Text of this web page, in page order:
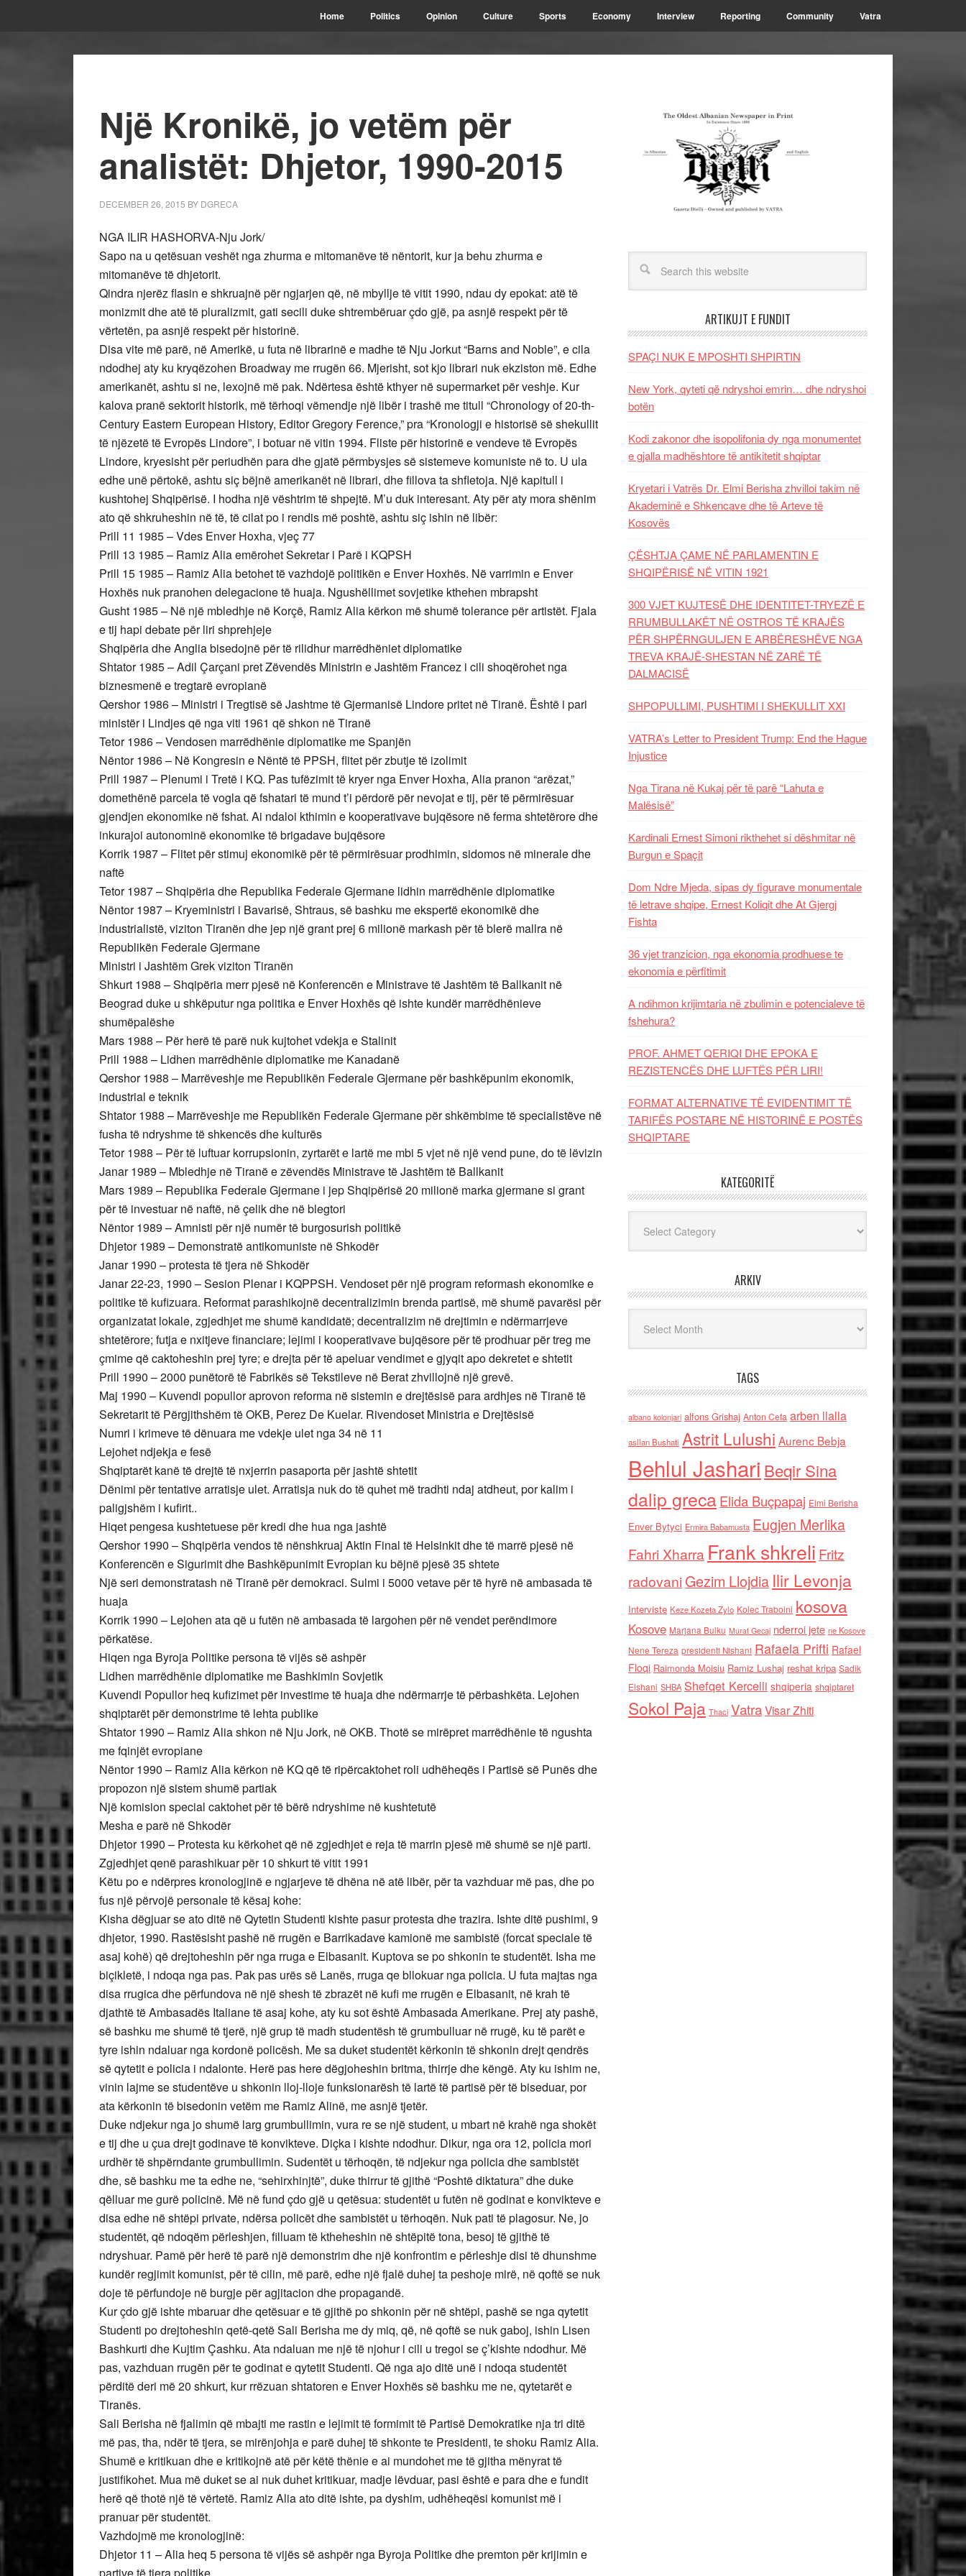
Home Politics Opinion Culture Sports Economy Interview Reporting Community Vatra
Një Kronikë, jo vetëm për
analistët: Dhjetor, 1990-2015
DECEMBER 26, 2015 BY DGRECA
NGA ILIR HASHORVA-Nju Jork/
Sapo na u qetësuan veshët nga zhurma e mitomanëve të nëntorit, kur ja behu zhurma e
mitomanëve të dhjetorit.
Qindra njerëz flasin e shkruajnë për ngjarjen që, në mbyllje të vitit 1990, ndau dy epokat: atë të
monizmit dhe atë të pluralizmit, gati secili duke shtrembëruar çdo gjë, pa asnjë respekt për të
vërtetën, pa asnjë respekt për historinë.
Disa vite më parë, në Amerikë, u futa në librarinë e madhe të Nju Jorkut “Barns and Noble”, e cila
ndodhej aty ku kryqëzohen Broadway me rrugën 66. Mjerisht, sot kjo librari nuk ekziston më. Edhe
amerikanët, ashtu si ne, lexojnë më pak. Ndërtesa është kthyer në supermarket për veshje. Kur
kalova pranë sektorit historik, më tërhoqi vëmendje një libër i trashë me titull “Chronology of 20-th-
Century Eastern European History, Editor Gregory Ference,” pra “Kronologji e historisë së shekullit
të njëzetë të Evropës Lindore”, i botuar në vitin 1994. Fliste për historinë e vendeve të Evropës
Lindore, kryesisht për periudhën para dhe gjatë përmbysjes së sistemeve komuniste në to. U ula
edhe unë përtokë, ashtu siç bëjnë amerikanët në librari, dhe fillova ta shfletoja. Një kapitull i
kushtohej Shqipërisë. I hodha një vështrim të shpejtë. M’u duk interesant. Aty për aty mora shënim
ato që shkruheshin në të, të cilat po i rendis më poshtë, ashtu siç ishin në libër:
Prill 11 1985 – Vdes Enver Hoxha, vjeç 77
Prill 13 1985 – Ramiz Alia emërohet Sekretar i Parë i KQPSH
Prill 15 1985 – Ramiz Alia betohet të vazhdojë politikën e Enver Hoxhës. Në varrimin e Enver
Hoxhës nuk pranohen delegacione të huaja. Ngushëllimet sovjetike kthehen mbrapsht
Gusht 1985 – Në një mbledhje në Korçë, Ramiz Alia kërkon më shumë tolerance për artistët. Fjala
e tij hapi debate për liri shprehjeje
Shqipëria dhe Anglia bisedojnë për të rilidhur marrëdhëniet diplomatike
Shtator 1985 – Adil Çarçani pret Zëvendës Ministrin e Jashtëm Francez i cili shoqërohet nga
biznesmenë e tregtarë evropianë
Qershor 1986 – Ministri i Tregtisë së Jashtme të Gjermanisë Lindore pritet në Tiranë. Është i pari
ministër i Lindjes që nga viti 1961 që shkon në Tiranë
Tetor 1986 – Vendosen marrëdhënie diplomatike me Spanjën
Nëntor 1986 – Në Kongresin e Nëntë të PPSH, flitet për zbutje të izolimit
Prill 1987 – Plenumi i Tretë i KQ. Pas tufëzimit të kryer nga Enver Hoxha, Alia pranon “arëzat,”
domethënë parcela të vogla që fshatari të mund t’i përdorë për nevojat e tij, për të përmirësuar
gjendjen ekonomike në fshat. Ai ndaloi kthimin e kooperativave bujqësore në ferma shtetërore dhe
inkurajoi autonominë ekonomike të brigadave bujqësore
Korrik 1987 – Flitet për stimuj ekonomikë për të përmirësuar prodhimin, sidomos në minerale dhe
naftë
Tetor 1987 – Shqipëria dhe Republika Federale Gjermane lidhin marrëdhënie diplomatike
Nëntor 1987 – Kryeministri i Bavarisë, Shtraus, së bashku me ekspertë ekonomikë dhe
industrialistë, viziton Tiranën dhe jep një grant prej 6 milionë markash për të blerë mallra në
Republikën Federale Gjermane
Ministri i Jashtëm Grek viziton Tiranën
Shkurt 1988 – Shqipëria merr pjesë në Konferencën e Ministrave të Jashtëm të Ballkanit në
Beograd duke u shkëputur nga politika e Enver Hoxhës që ishte kundër marrëdhënieve
shumëpalëshe
Mars 1988 – Për herë të parë nuk kujtohet vdekja e Stalinit
Prill 1988 – Lidhen marrëdhënie diplomatike me Kanadanë
Qershor 1988 – Marrëveshje me Republikën Federale Gjermane për bashkëpunim ekonomik,
industrial e teknik
Shtator 1988 – Marrëveshje me Republikën Federale Gjermane për shkëmbime të specialistëve në
fusha të ndryshme të shkencës dhe kulturës
Tetor 1988 – Për të luftuar korrupsionin, zyrtarët e lartë me mbi 5 vjet në një vend pune, do të lëvizin
Janar 1989 – Mbledhje në Tiranë e zëvendës Ministrave të Jashtëm të Ballkanit
Mars 1989 – Republika Federale Gjermane i jep Shqipërisë 20 milionë marka gjermane si grant
për të investuar në naftë, në çelik dhe në blegtori
Nëntor 1989 – Amnisti për një numër të burgosurish politikë
Dhjetor 1989 – Demonstratë antikomuniste në Shkodër
Janar 1990 – protesta të tjera në Shkodër
Janar 22-23, 1990 – Sesion Plenar i KQPPSH. Vendoset për një program reformash ekonomike e
politike të kufizuara. Reformat parashikojnë decentralizimin brenda partisë, më shumë pavarësi për
organizatat lokale, zgjedhjet me shumë kandidatë; decentralizim në drejtimin e ndërmarrjeve
shtetërore; futja e nxitjeve financiare; lejimi i kooperativave bujqësore për të prodhuar për treg me
çmime që caktoheshin prej tyre; e drejta për të apeluar vendimet e gjyqit apo dekretet e shtetit
Prill 1990 – 2000 punëtorë të Fabrikës së Tekstileve në Berat zhvillojnë një grevë.
Maj 1990 – Kuvendi popullor aprovon reforma në sistemin e drejtësisë para ardhjes në Tiranë të
Sekretarit të Përgjithshëm të OKB, Perez De Kuelar. Rivendoset Ministria e Drejtësisë
Numri i krimeve të dënuara me vdekje ulet nga 34 në 11
Lejohet ndjekja e fesë
Shqiptarët kanë të drejtë të nxjerrin pasaporta për jashtë shtetit
Dënimi për tentative arratisje ulet. Arratisja nuk do të quhet më tradhti ndaj atdheut, por kalim i
paligjshëm i kufirit..
Hiqet pengesa kushtetuese për kredi dhe hua nga jashtë
Qershor 1990 – Shqipëria vendos të nënshkruaj Aktin Final të Helsinkit dhe të marrë pjesë në
Konferencën e Sigurimit dhe Bashkëpunimit Evropian ku bëjnë pjesë 35 shtete
Një seri demonstratash në Tiranë për demokraci. Sulmi i 5000 vetave për të hyrë në ambasada të
huaja
Korrik 1990 – Lejohen ata që u futën në ambasada të largohen për në vendet perëndimore
përkatëse.
Hiqen nga Byroja Politike persona të vijës së ashpër
Lidhen marrëdhënie diplomatike me Bashkimin Sovjetik
Kuvendi Popullor heq kufizimet për investime të huaja dhe ndërmarrje të përbashkëta. Lejohen
shqiptarët për demonstrime të lehta publike
Shtator 1990 – Ramiz Alia shkon në Nju Jork, në OKB. Thotë se mirëpret marrëdhënie të ngushta
me fqinjët evropiane
Nëntor 1990 – Ramiz Alia kërkon në KQ që të ripërcaktohet roli udhëheqës i Partisë së Punës dhe
propozon një sistem shumë partiak
Një komision special caktohet për të bërë ndryshime në kushtetutë
Mesha e parë në Shkodër
Dhjetor 1990 – Protesta ku kërkohet që në zgjedhjet e reja të marrin pjesë më shumë se një parti.
Zgjedhjet qenë parashikuar për 10 shkurt të vitit 1991
Këtu po e ndërpres kronologjinë e ngjarjeve të dhëna në atë libër, për ta vazhduar më pas, dhe po
fus një përvojë personale të kësaj kohe:
Kisha dëgjuar se ato ditë në Qytetin Studenti kishte pasur protesta dhe trazira. Ishte ditë pushimi, 9
dhjetor, 1990. Rastësisht pashë në rrugën e Barrikadave kamionë me sambistë (forcat speciale të
asaj kohë) që drejtoheshin për nga rruga e Elbasanit. Kuptova se po shkonin te studentët. Isha me
biçikletë, i ndoqa nga pas. Pak pas urës së Lanës, rruga qe bllokuar nga policia. U futa majtas nga
disa rrugica dhe përfundova në një shesh të zbrazët në kufi me rrugën e Elbasanit, në krah të
djathtë të Ambasadës Italiane të asaj kohe, aty ku sot është Ambasada Amerikane. Prej aty pashë,
së bashku me shumë të tjerë, një grup të madh studentësh të grumbulluar në rrugë, ku të parët e
tyre ishin ndaluar nga kordonë policësh. Me sa duket studentët kërkonin të shkonin drejt qendrës
së qytetit e policia i ndalonte. Herë pas here dëgjoheshin britma, thirrje dhe këngë. Aty ku ishim ne,
vinin lajme se studentëve u shkonin lloj-lloje funksionarësh të lartë të partisë për të biseduar, por
ata kërkonin të bisedonin vetëm me Ramiz Alinë, me asnjë tjetër.
Duke ndjekur nga jo shumë larg grumbullimin, vura re se një student, u mbart në krahë nga shokët
e tij dhe u çua drejt godinave të konvikteve. Diçka i kishte ndodhur. Dikur, nga ora 12, policia mori
urdhër të shpërndante grumbullimin. Sudentët u tërhoqën, të ndjekur nga policia dhe sambistët
dhe, së bashku me ta edhe ne, “sehirxhinjtë”, duke thirrur të gjithë “Poshtë diktatura” dhe duke
qëlluar me gurë policinë. Më në fund çdo gjë u qetësua: studentët u futën në godinat e konvikteve e
disa edhe në shtëpi private, ndërsa policët dhe sambistët u tërhoqën. Nuk pati të plagosur. Ne, jo
studentët, që ndoqëm përleshjen, filluam të ktheheshin në shtëpitë tona, besoj të gjithë të
ndryshuar. Pamë për herë të parë një demonstrim dhe një konfrontim e përleshje disi të dhunshme
kundër regjimit komunist, për të cilin, më parë, edhe një fjalë duhej ta peshoje mirë, në qoftë se nuk
doje të përfundoje në burgje për agjitacion dhe propagandë.
Kur çdo gjë ishte mbaruar dhe qetësuar e të gjithë po shkonin për në shtëpi, pashë se nga qytetit
Studenti po drejtoheshin qetë-qetë Sali Berisha me dy miq, që, në qoftë se nuk gaboj, ishin Lisen
Bashkurti dhe Kujtim Çashku. Ata ndaluan me një të njohur i cili u tregoi se ç’kishte ndodhur. Më
pas, vazhduan rrugën për te godinat e qytetit Studenti. Që nga ajo ditë unë i ndoqa studentët
përditë deri më 20 shkurt, kur rrëzuan shtatoren e Enver Hoxhës së bashku me ne, qytetarët e
Tiranës.
Sali Berisha në fjalimin që mbajti me rastin e lejimit të formimit të Partisë Demokratike nja tri ditë
më pas, tha, ndër të tjera, se mirënjohja e parë duhej të shkonte te Presidenti, te shoku Ramiz Alia.
Shumë e kritikuan dhe e kritikojnë atë për këtë thënie e ai mundohet me të gjitha mënyrat të
justifikohet. Mua më duket se ai nuk duhet kritikuar, madje lëvduar, pasi është e para dhe e fundit
herë që thotë një të vërtetë. Ramiz Alia ato ditë ishte, pa dyshim, udhëheqësi komunist më i
pranuar për studentët.
Vazhdojmë me kronologjinë:
Dhjetor 11 – Alia heq 5 persona të vijës së ashpër nga Byroja Politike dhe premton për krijimin e
ARTIKUJT E FUNDIT
SPAÇI NUK E MPOSHTI SHPIRTIN
New York, qyteti që ndryshoi emrin… dhe ndryshoi
botën
Kodi zakonor dhe isopolifonia dy nga monumentet
e gjalla madhështore të antikitetit shqiptar
Kryetari i Vatrës Dr. Elmi Berisha zhvilloi takim në
Akademinë e Shkencave dhe të Arteve të
Kosovës
ÇËSHTJA ÇAME NË PARLAMENTIN E
SHQIPËRISË NË VITIN 1921
300 VJET KUJTESË DHE IDENTITET-TRYEZË E
RRUMBULLAKËT NË OSTROS TË KRAJËS
PËR SHPËRNGULJEN E ARBËRESHËVE NGA
TREVA KRAJË-SHESTAN NË ZARË TË
DALMACISË
SHPOPULLIMI, PUSHTIMI I SHEKULLIT XXI
VATRA’s Letter to President Trump: End the Hague
Injustice
Nga Tirana në Kukaj për të parë “Lahuta e
Malësisë”
Kardinali Ernest Simoni rikthehet si dëshmitar në
Burgun e Spaçit
Dom Ndre Mjeda, sipas dy figurave monumentale
të letrave shqipe, Ernest Koliqit dhe At Gjergj
Fishta
36 vjet tranzicion, nga ekonomia prodhuese te
ekonomia e përfitimit
A ndihmon krijimtaria në zbulimin e potencialeve të
fshehura?
PROF. AHMET QERIQI DHE EPOKA E
REZISTENCЁS DHE LUFTЁS PЁR LIRI!
FORMAT ALTERNATIVE TË EVIDENTIMIT TË
TARIFËS POSTARE NË HISTORINË E POSTËS
SHQIPTARE
KATEGORITË
ARKIV
TAGS
albano kolonjari alfons Grishaj Anton Cefa arben llalla
asllan Bushati Astrit Lulushi Aurenc Bebja
Behlul Jashari Beqir Sina
dalip grecaElida Buçpapaj Elmi Berisha
Enver Bytyci Ermira Babamusta Eugjen Merlika
Fahri Xharra Frank shkreli Fritz
radovaniGezim Llojdia Ilir Levonja
Interviste Keze Kozeta Zylo Kolec Traboini kosova
Kosove Marjana Bulku Murat Gecaj nderroi jete ne Kosove
Nene Tereza presidenti Nishani Rafaela Prifti Rafael
Floqi Raimonda Moisiu Ramiz Lushaj reshat kripa Sadik
Elshani SHBA Shefqet Kercelli shqiperia shqiptaret
Sokol Paja Thaci VatraVisar Zhiti